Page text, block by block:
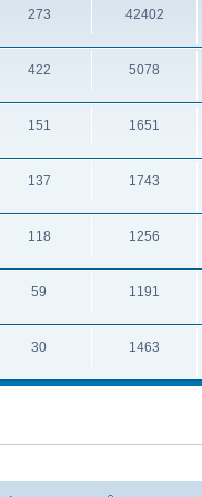
273 42402
422 5078
151 1651
137 1743
118 1256
59 1191
30 1463